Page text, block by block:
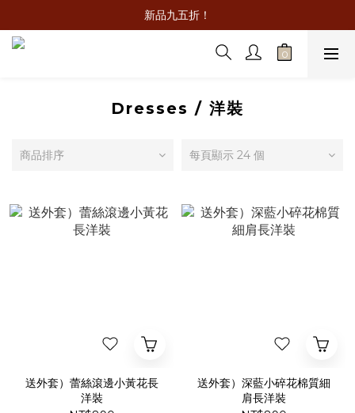
新品九五折！
Dresses / 洋裝
商品排序 每頁顯示 24 個
送外套）蕾絲滾邊小黃花長
洋裝
送外套）深藍小碎花棉質細
肩長洋裝